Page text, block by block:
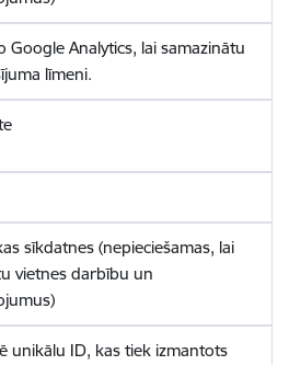
Google Analytics, lai samazinātu
līmeni.
sīkdatnes (nepieciešamas, lai
vietnes darbību un
unikālu ID, kas tiek izmantots